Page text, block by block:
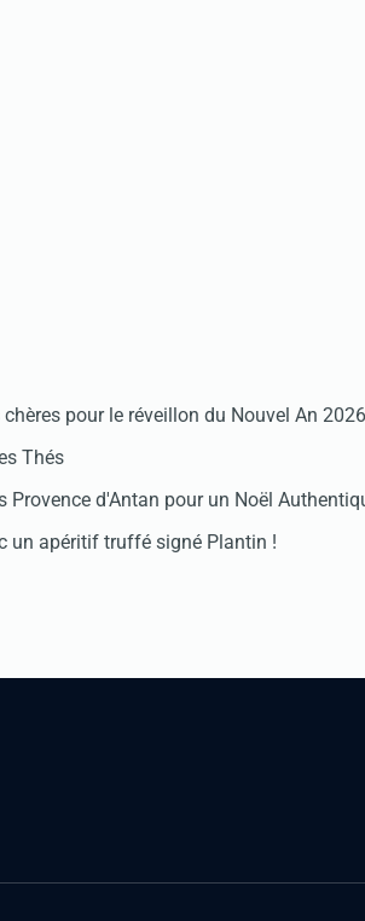
pour le réveillon du Nouvel An 2026
Thés
Provence d'Antan pour un Noël
un apéritif truffé signé Plantin !